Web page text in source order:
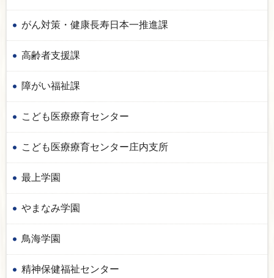
がん対策・健康長寿日本一推進課
高齢者支援課
障がい福祉課
こども医療療育センター
こども医療療育センター庄内支所
最上学園
やまなみ学園
鳥海学園
精神保健福祉センター